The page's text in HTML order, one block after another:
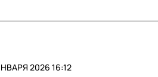
2026 16:12